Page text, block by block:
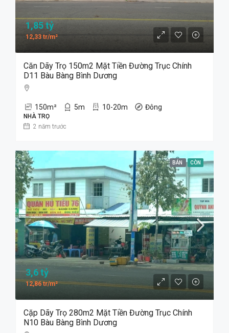
1,85 tỷ
12,33 tr/m²
Căn Dãy Trọ 150m2 Mặt Tiền Đường Trục Chính
D11 Bàu Bàng Bình Dương
150m² 5m 10-20m Đông
NHÀ TRỌ
2 năm trước
BÁN CÒN
3,6 tỷ
12,86 tr/m²
Cặp Dãy Trọ 280m2 Mặt Tiền Đường Trục Chính
N10 Bàu Bàng Bình Dương